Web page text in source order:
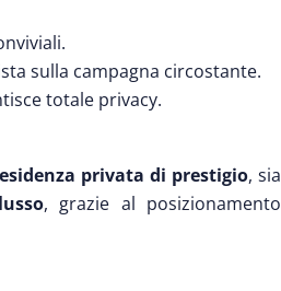
sulla campagna circostante.
totale privacy.
privata di prestigio, sia
, grazie al posizionamento